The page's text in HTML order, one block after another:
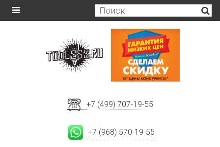
+7 (499) 707-19-55
+7 (968) 570-19-55